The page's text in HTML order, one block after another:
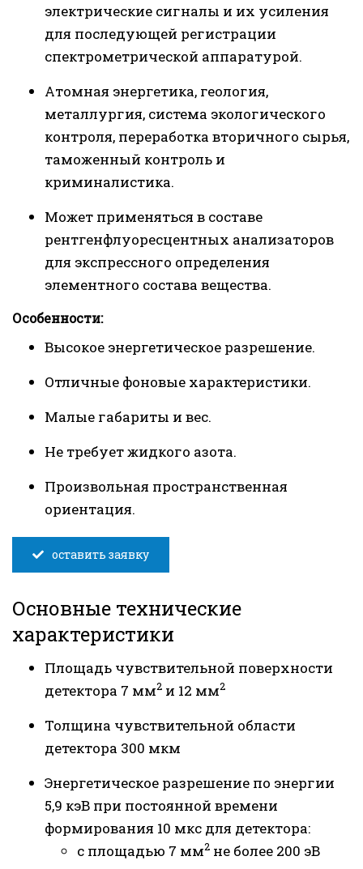
электрические сигналы и их усиления
для последующей регистрации
спектрометрической аппаратурой.
Атомная энергетика, геология,
металлургия, система экологического
контроля, переработка вторичного сырья,
таможенный контроль и
криминалистика.
Может применяться в составе
рентгенфлуоресцентных анализаторов
для экспрессного определения
элементного состава вещества.
Особенности:
Высокое энергетическое разрешение.
Отличные фоновые характеристики.
Малые габариты и вес.
Не требует жидкого азота.
Произвольная пространственная
ориентация.
оставить заявку
Основные технические
характеристики
Площадь чувствительной поверхности
детектора 7 мм2 и 12 мм2
Толщина чувствительной области
детектора 300 мкм
Энергетическое разрешение по энергии
5,9 кэВ при постоянной времени
формирования 10 мкс для детектора:
с площадью 7 мм2 не более 200 эВ